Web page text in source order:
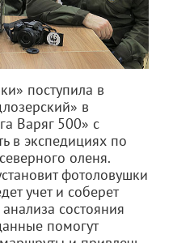
поступила в
в
Варяг 500» с
в экспедициях по
оленя.
фотоловушки
учет и соберет
состояния
помогут